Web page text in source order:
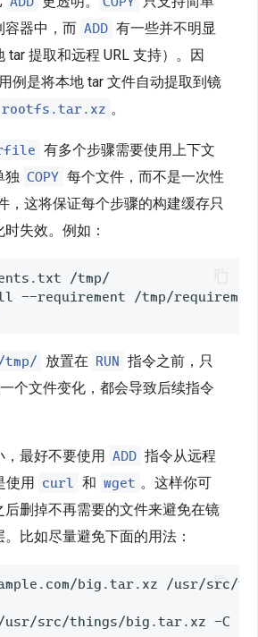
容器中，而 ADD 有一些并不明显
tar 提取和远程 URL 支持）。因
例是将本地 tar 文件自动提取到镜
rootfs.tar.xz 。
有多个步骤需要使用上下文
独 COPY 每个文件，而不是一次性
，这将保证每个步骤的构建缓存只
失效。例如：
tmp/ 放置在 RUN 指令之前，只
个文件变化，都会导致后续指令
，最好不要使用 ADD 指令从远程
使用 curl 和 wget 。这样你可
后删掉不再需要的文件来避免在镜
比如尽量避免下面的用法：
big.tar.xz /usr/src/
src/things/big.tar.xz -C /